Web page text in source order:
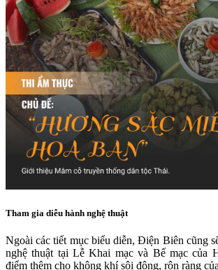
Tham gia diễu hành nghệ thuật
Ngoài các tiết mục biểu diễn, Điện Biên cũng
nghệ thuật tại Lễ Khai mạc và Bế mạc của
điểm thêm cho không khí sôi động, rộn ràng